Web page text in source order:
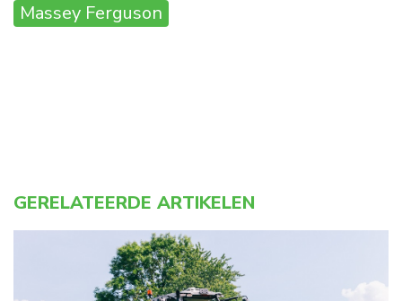
Massey Ferguson
GERELATEERDE ARTIKELEN